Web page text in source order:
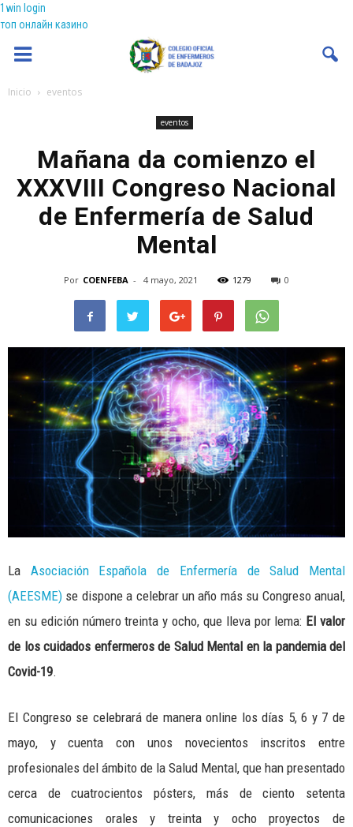
1win login
топ онлайн казино
Coenfeba
Inicio eventos
eventos
Mañana da comienzo el
XXXVIII Congreso Nacional
de Enfermería de Salud
Mental
Por COENFEBA - 4 mayo, 2021 1279 0
La Asociación Española de Enfermería de Salud Mental
(AEESME) se dispone a celebrar un año más su Congreso anual,
en su edición número treinta y ocho, que lleva por lema: El valor
de los cuidados enfermeros de Salud Mental en la pandemia del
Covid-19.
El Congreso se celebrará de manera online los días 5, 6 y 7 de
mayo, y cuenta con unos novecientos inscritos entre
profesionales del ámbito de la Salud Mental, que han presentado
cerca de cuatrocientos pósters, más de ciento setenta
comunicaciones orales y treinta y ocho proyectos de